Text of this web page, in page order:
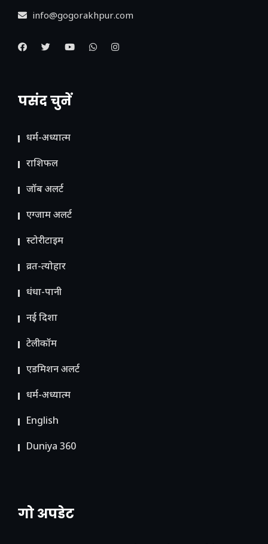
info@gogorakhpur.com
पसंद चुनें
धर्म-अध्यात्म
राशिफल
जॉब अलर्ट
एग्जाम अलर्ट
स्टोरीटाइम
व्रत-त्योहार
धंधा-पानी
नई दिशा
टेलीकॉम
ए​डमिशन अलर्ट
धर्म-अध्यात्म
English
Duniya 360
गो अपडेट